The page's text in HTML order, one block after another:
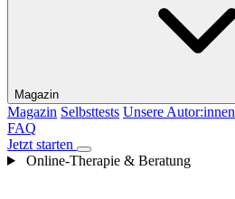
Magazin
Magazin Selbsttests Unsere Autor:innen
FAQ
Jetzt starten
Online-Therapie & Beratung